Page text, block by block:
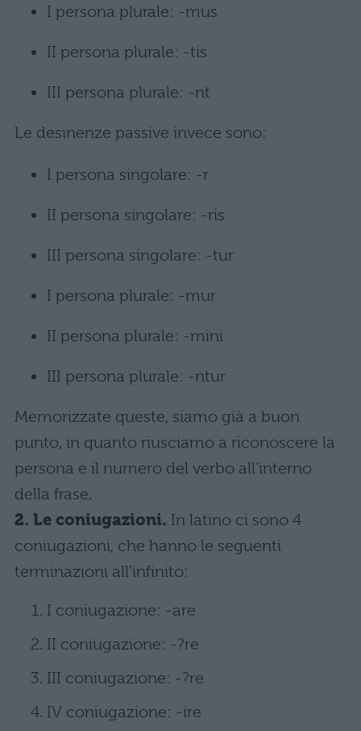
I persona plurale: -mus
II persona plurale: -tis
III persona plurale: -nt
Le desinenze passive invece sono:
I persona singolare: -r
II persona singolare: -ris
III persona singolare: -tur
I persona plurale: -mur
II persona plurale: -mini
III persona plurale: -ntur
Memorizzate queste, siamo già a buon
punto, in quanto riusciamo a riconoscere la
persona e il numero del verbo all’interno
della frase.
2. Le coniugazioni. In latino ci sono 4
coniugazioni, che hanno le seguenti
terminazioni all’infinito:
I coniugazione: -are
II coniugazione: -?re
III coniugazione: -?re
IV coniugazione: -ire